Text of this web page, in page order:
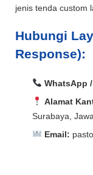
jenis tenda custom
Hubungi
Response):
WhatsApp
Alamat
Surabaya,
Email: